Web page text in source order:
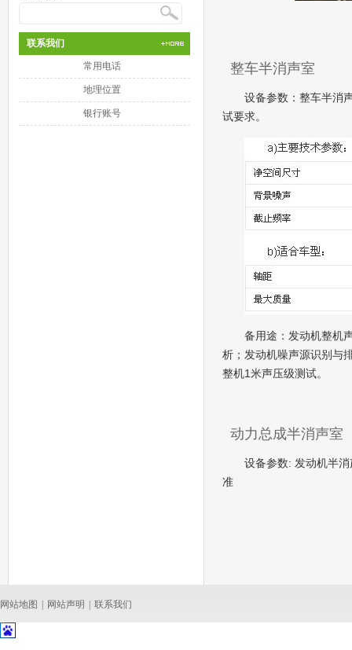
联系我们
常用电话
地理位置
银行账号
整车半消声室
设备参数：整车半消
试要求。
备用途：发动机整机
析；发动机噪声源识别与
整机1米声压级测试。
动力总成半消声室
设备参数: 发动机半
准
网站地图 网站声明 联系我们